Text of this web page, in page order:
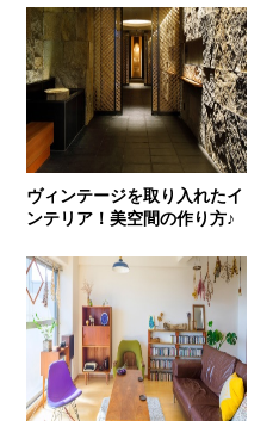
ヴィンテージを取り入れたイ
ンテリア！美空間の作り方♪